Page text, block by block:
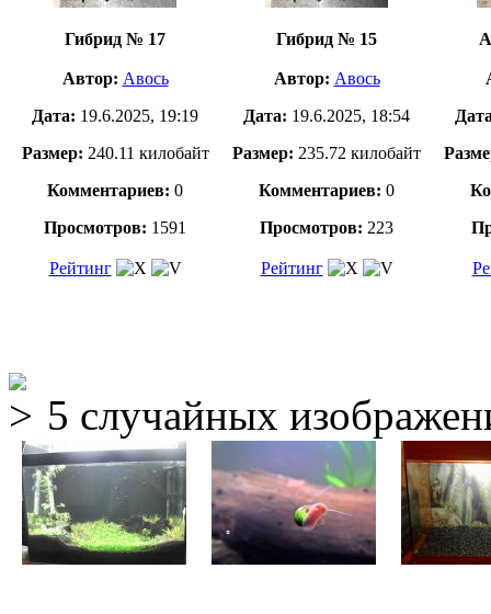
Гибрид № 17
Автор: Авось
Дата: 19.6.2025, 19:19
Размер: 240.11 килобайт
Комментариев: 0
Просмотров: 1591
Рейтинг
Гибрид № 15
Автор: Авось
Дата: 19.6.2025, 18:54
Размер: 235.72 килобайт
Комментариев: 0
Просмотров: 223
Рейтинг
5 случайных